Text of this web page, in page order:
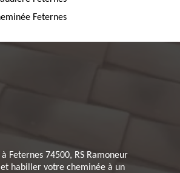
Feternes
Feternes 74500, RS Ramoneur
habiller votre cheminée à un